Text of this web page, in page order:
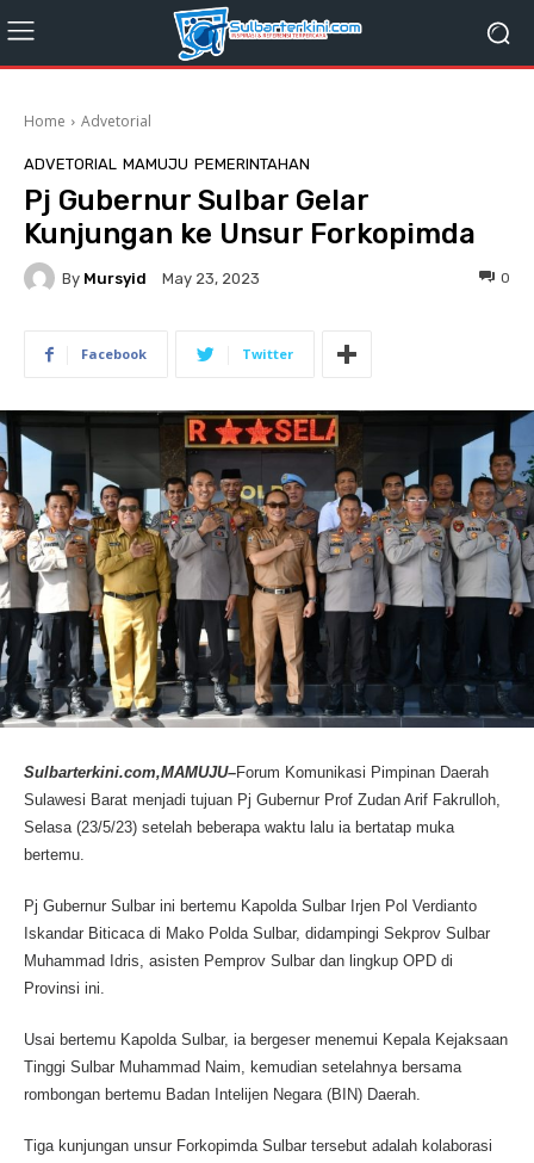
Home Advetorial
ADVETORIAL MAMUJU PEMERINTAHAN
Pj Gubernur Sulbar Gelar
Kunjungan ke Unsur Forkopimda
By Mursyid May 23, 2023 0
Facebook Twitter
Sulbarterkini.com,MAMUJU–Forum Komunikasi Pimpinan Daerah
Sulawesi Barat menjadi tujuan Pj Gubernur Prof Zudan Arif Fakrulloh,
Selasa (23/5/23) setelah beberapa waktu lalu ia bertatap muka
bertemu.
Pj Gubernur Sulbar ini bertemu Kapolda Sulbar Irjen Pol Verdianto
Iskandar Biticaca di Mako Polda Sulbar, didampingi Sekprov Sulbar
Muhammad Idris, asisten Pemprov Sulbar dan lingkup OPD di
Provinsi ini.
Usai bertemu Kapolda Sulbar, ia bergeser menemui Kepala Kejaksaan
Tinggi Sulbar Muhammad Naim, kemudian setelahnya bersama
rombongan bertemu Badan Intelijen Negara (BIN) Daerah.
Tiga kunjungan unsur Forkopimda Sulbar tersebut adalah kolaborasi